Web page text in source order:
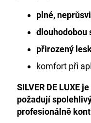
plné,
dlouhodobou
přirozený
komfort při
SILVER DE LUXE
požadují
profesionálně